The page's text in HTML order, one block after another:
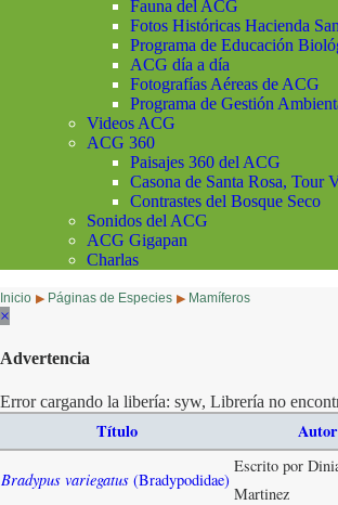
Fauna del ACG
Fotos Históricas Hacienda
Programa de Educación
ACG día a día
Fotografías Aéreas de ACG
Programa de Gestión
Videos ACG
ACG 360
Paisajes 360 del ACG
Casona de Santa Rosa, Tour
Contrastes del Bosque Seco
Sonidos del ACG
ACG Gigapan
Charlas
Inicio ▶ Páginas de Especies ▶ Mamíferos
×
Advertencia
Error cargando la libería: syw, Librería no
Título Autor
Bradypus variegatus (Bradypodidae)
Escrito por
Martinez